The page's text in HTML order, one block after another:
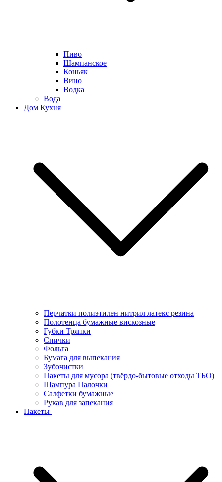
Пиво
Шампанское
Коньяк
Вино
Водка
Вода
Дом Кухня
Перчатки полиэтилен нитрил латекс резина
Полотенца бумажные вискозные
Губки Тряпки
Спички
Фольга
Бумага для выпекания
Зубочистки
Пакеты для мусора (твёрдо-бытовые отходы ТБО)
Шампура Палочки
Салфетки бумажные
Рукав для запекания
Пакеты